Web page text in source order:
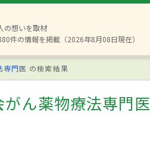
の想いを取材
件の情報を掲載（2026年8月08日現在）
専門医 の検索結果
ん薬物療法専門医